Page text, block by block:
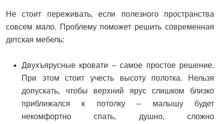
Не стоит переживать, если полезного пространства
совсем мало. Проблему поможет решить современная
детская мебель:
Двухъярусные кровати – самое простое решение.
При этом стоит учесть высоту полотка. Нельзя
допускать, чтобы верхний ярус слишком близко
приближался к потолку – малышу будет
некомфортно спать, душно, сложно